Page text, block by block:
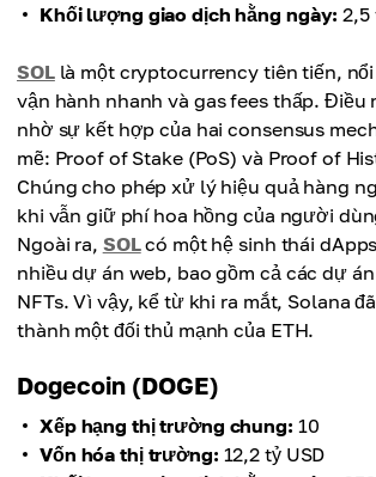
Khối lượng giao dịch hằng ngày: 2,5
SOLlà một cryptocurrency tiên tiến,
vận hành nhanh và gas fees thấp. Điều
nhờ sự kết hợp của hai consensus
mẽ: Proof of Stake (PoS) và Proof of
Chúng cho phép xử lý hiệu quả hàng
khi vẫn giữ phí hoa hồng của người
Ngoài ra, SOLcó một hệ sinh thái
nhiều dự án web, bao gồm cả các dự
NFTs. Vì vậy, kể từ khi ra mắt, Solana
thành một đối thủ mạnh của ETH.
Dogecoin (DOGE)
Xếp hạng thị trường chung: 10
Vốn hóa thị trường: 12,2 tỷ USD